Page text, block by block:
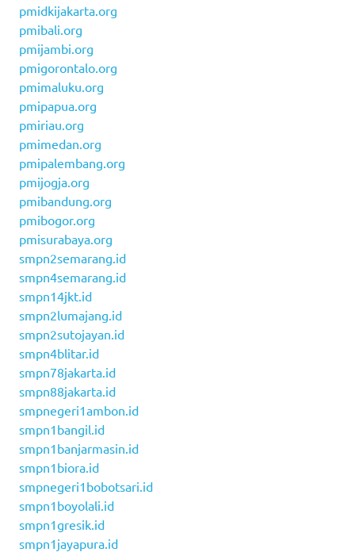
pmidkijakarta.org
pmibali.org
pmijambi.org
pmigorontalo.org
pmimaluku.org
pmipapua.org
pmiriau.org
pmimedan.org
pmipalembang.org
pmijogja.org
pmibandung.org
pmibogor.org
pmisurabaya.org
smpn2semarang.id
smpn4semarang.id
smpn14jkt.id
smpn2lumajang.id
smpn2sutojayan.id
smpn4blitar.id
smpn78jakarta.id
smpn88jakarta.id
smpnegeri1ambon.id
smpn1bangil.id
smpn1banjarmasin.id
smpn1biora.id
smpnegeri1bobotsari.id
smpn1boyolali.id
smpn1gresik.id
smpn1jayapura.id